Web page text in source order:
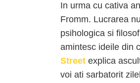
In urma cu cativa
Fromm. Lucrarea
psihologica si
amintesc ideile din
Street explica
voi ati sarbatorit